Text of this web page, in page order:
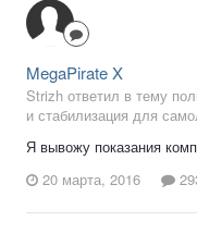
MegaPirate X
Strizh ответил в тему
и стабилизация для
Я вывожу показания
20 марта, 2016